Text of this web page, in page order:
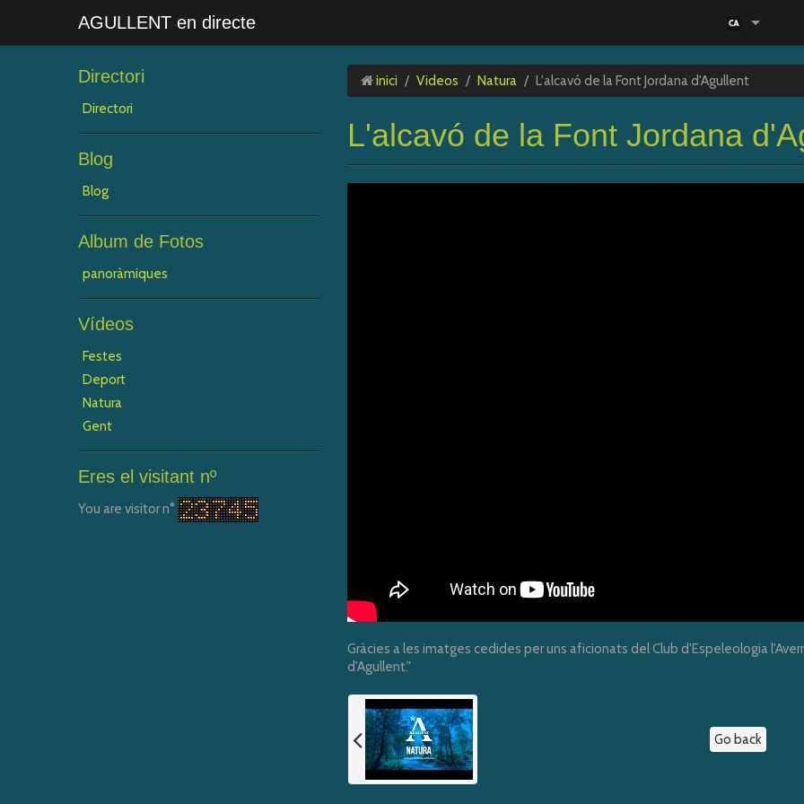
AGULLENT en directe
Directori
Directori
Blog
Blog
Album de Fotos
panoràmiques
Vídeos
Festes
Deport
Natura
Gent
Eres el visitant nº
You are visitor n°
inici / Videos / Natura / L'alcavó de la Font Jordana d'Agullent
L'alcavó de la Font Jordana
Gràcies a les imatges cedides per uns aficionats del Club d'Espeleologia
d'Agullent."
Go back